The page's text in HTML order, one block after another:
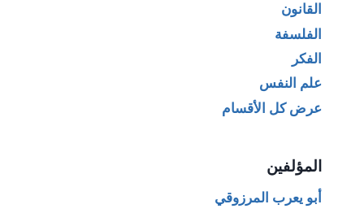
القانون
الفلسفة
الفكر
علم النفس
عرض كل الأقسام
المؤلفين
أبو يعرب المرزوقي